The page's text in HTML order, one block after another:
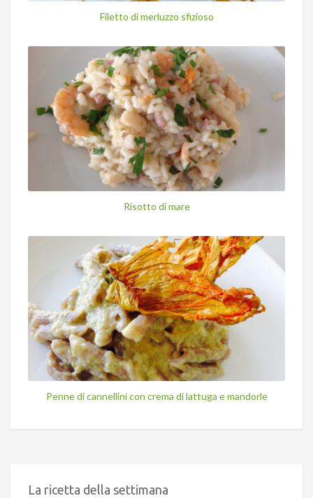
Filetto di merluzzo sfizioso
Risotto di mare
Penne di cannellini con crema di lattuga e mandorle
La ricetta della settimana